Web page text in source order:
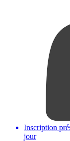
Inscription
jour